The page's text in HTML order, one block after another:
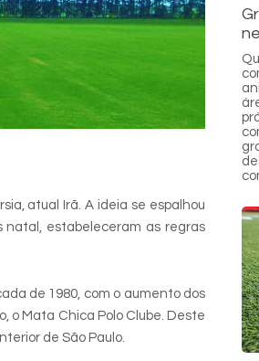
atual Irã. A ideia se espalhou
natal, estabeleceram as regras
de 1980, com o aumento dos
o Mata Chica Polo Clube. Deste
de São Paulo.